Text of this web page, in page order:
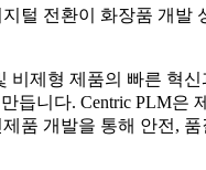
털 전환이 화장품 개발
비제형 제품의 빠른 혁신
듭니다. Centric PLM은
품 개발을 통해 안전, 품